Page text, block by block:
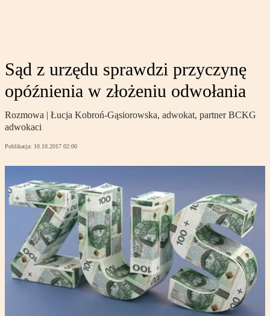
Sąd z urzędu sprawdzi przyczynę
opóźnienia w złożeniu odwołania
Rozmowa | Łucja Kobroń-Gąsiorowska, adwokat, partner BCKG
adwokaci
Publikacja: 10.10.2017 02:00